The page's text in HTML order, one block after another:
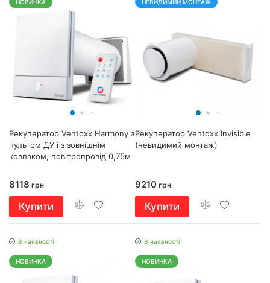
НОВИНКА
Рекуператор Ventoxx Harmony з
пультом ДУ і з зовнішнім
ковпаком, повітропровід 0,75м
8118 грн
Купити
НЕВИДИМИЙ МОНТАЖ
Рекуператор Ventoxx Invisible
(невидимий монтаж)
9210 грн
Купити
В наявності
НОВИНКА
В наявності
НОВИНКА